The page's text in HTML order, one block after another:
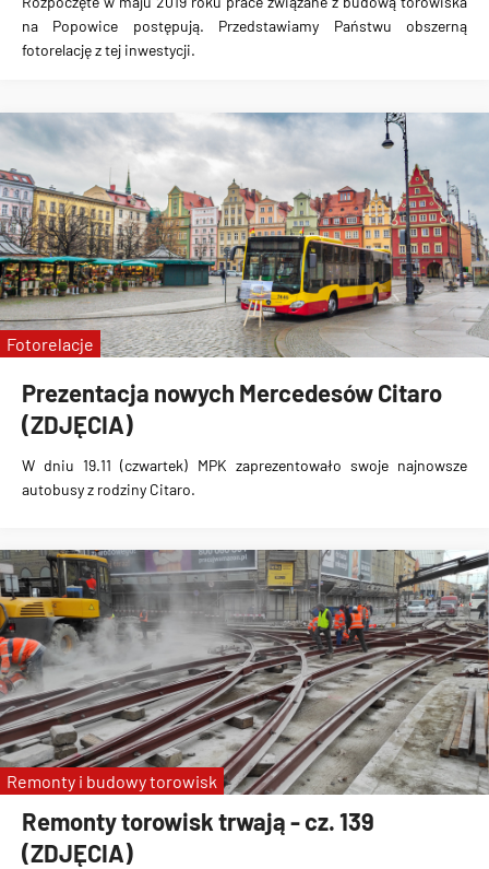
na Popowice postępują. Przedstawiamy Państwu obszerną
fotorelację z tej inwestycji.
Prezentacja nowych Mercedesów Citaro
(ZDJĘCIA)
W dniu 19.11 (czwartek) MPK zaprezentowało swoje najnowsze
autobusy z rodziny Citaro.
Fotorelacje
Remonty torowisk trwają - cz. 139
(ZDJĘCIA)
Remonty i budowy torowisk